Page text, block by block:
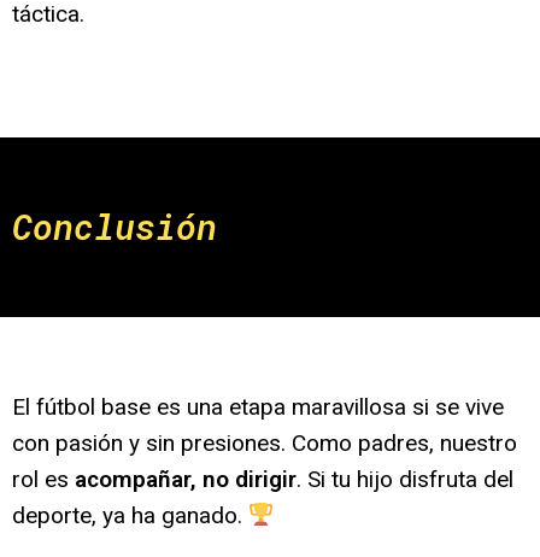
táctica.
Conclusión
El fútbol base es una etapa maravillosa si se vive
con pasión y sin presiones. Como padres, nuestro
rol es acompañar, no dirigir. Si tu hijo disfruta del
deporte, ya ha ganado.